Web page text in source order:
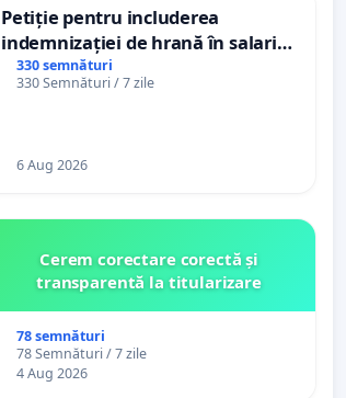
Petiție pentru includerea
indemnizației de hrană în salariul
de bază și protejarea gradațiilor
de vechime pentru asistenții
330 semnături
330 Semnături / 7 zile
6 Aug 2026
Cerem corectare corectă și
transparentă la titularizare
78 semnături
78 Semnături / 7 zile
4 Aug 2026